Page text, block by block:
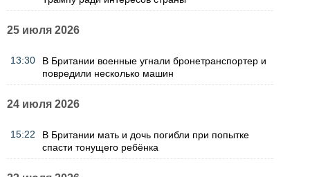
25 июля 2026
13:30
В Британии военные угнали бронетранспортер и
повредили несколько машин
24 июля 2026
15:22
В Британии мать и дочь погибли при попытке
спасти тонущего ребёнка